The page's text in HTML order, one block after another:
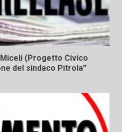
(Progetto Civico
del sindaco Pitrola”